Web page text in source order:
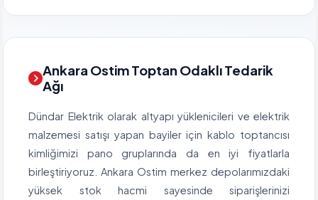
Ankara Ostim Toptan Odaklı Tedarik
Ağı
Dündar Elektrik olarak altyapı yüklenicileri ve elektrik
malzemesi satışı yapan bayiler için kablo toptancısı
kimliğimizi pano gruplarında da en iyi fiyatlarla
birleştiriyoruz. Ankara Ostim merkez depolarımızdaki
yüksek stok hacmi sayesinde siparişlerinizi